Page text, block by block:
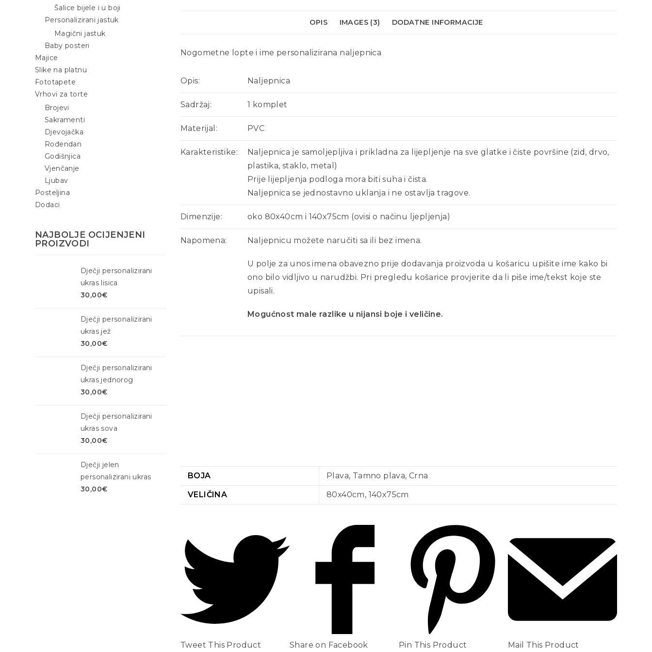
OPIS IMAGES (3) DODATNE INFORMACIJE
Nogometne lopte i ime personalizirana naljepnica
Opis: Naljepnica
Sadržaj: 1 komplet
Materijal: PVC
Karakteristike:
Naljepnica je samoljepljiva i prikladna za lijepljenje na sve glatke i čiste površine (zid, drvo,
plastika, staklo, metal)
Prije lijepljenja podloga mora biti suha i čista.
Naljepnica se jednostavno uklanja i ne ostavlja tragove.
Dimenzije: oko 80x40cm i 140x75cm (ovisi o načinu ljepljenja)
Napomena: Naljepnicu možete naručiti sa ili bez imena.
U polje za unos imena obavezno prije dodavanja proizvoda u košaricu upišite ime kako bi
ono bilo vidljivo u narudžbi. Pri pregledu košarice provjerite da li piše ime/tekst koje ste
upisali.
Mogućnost male razlike u nijansi boje i veličine.
BOJA Plava, Tamno plava, Crna
VELIČINA 80x40cm, 140x75cm
Tweet This Product Share on Facebook Pin This Product Mail This Product
Šalice bijele i u boji
Personalizirani jastuk
Magični jastuk
Baby posteri
Majice
Slike na platnu
Fototapete
Vrhovi za torte
Brojevi
Sakramenti
Djevojačka
Rođendan
Godišnjica
Vjenčanje
Ljubav
Posteljina
Dodaci
NAJBOLJE OCIJENJENI
PROIZVODI
Dječji personalizirani
ukras lisica
30,00€
Dječji personalizirani
ukras jež
30,00€
Dječji personalizirani
ukras jednorog
30,00€
Dječji personalizirani
ukras sova
30,00€
Dječji jelen
personalizirani ukras
30,00€